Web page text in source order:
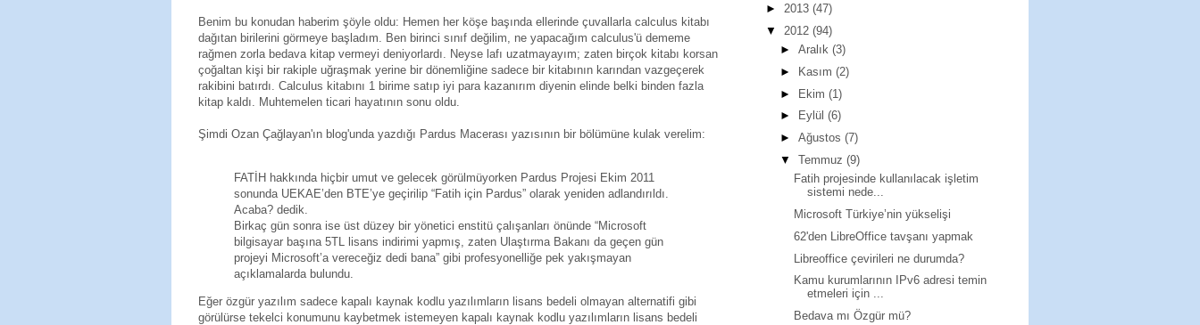
Benim bu konudan haberim şöyle oldu: Hemen her köşe başında ellerinde çuvallarla calculus kitabı
dağıtan birilerini görmeye başladım. Ben birinci sınıf değilim, ne yapacağım calculus'ü dememe
rağmen zorla bedava kitap vermeyi deniyorlardı. Neyse lafı uzatmayayım; zaten birçok kitabı korsan
çoğaltan kişi bir rakiple uğraşmak yerine bir dönemliğine sadece bir kitabının karından vazgeçerek
rakibini batırdı. Calculus kitabını 1 birime satıp iyi para kazanırım diyenin elinde belki binden fazla
kitap kaldı. Muhtemelen ticari hayatının sonu oldu.
Şimdi Ozan Çağlayan'ın blog'unda yazdığı Pardus Macerası yazısının bir bölümüne kulak verelim:
FATİH hakkında hiçbir umut ve gelecek görülmüyorken Pardus Projesi Ekim 2011
sonunda UEKAE’den BTE’ye geçirilip “Fatih için Pardus” olarak yeniden adlandırıldı.
Acaba? dedik.
Birkaç gün sonra ise üst düzey bir yönetici enstitü çalışanları önünde “Microsoft
bilgisayar başına 5TL lisans indirimi yapmış, zaten Ulaştırma Bakanı da geçen gün
projeyi Microsoft’a vereceğiz dedi bana” gibi profesyonelliğe pek yakışmayan
açıklamalarda bulundu.
Eğer özgür yazılım sadece kapalı kaynak kodlu yazılımların lisans bedeli olmayan alternatifi gibi
görülürse tekelci konumunu kaybetmek istemeyen kapalı kaynak kodlu yazılımların lisans bedeli
► 2013 (47)
▼ 2012 (94)
► Aralık (3)
►
Kasım (2)
► Ekim (1)
►
Eylül (6)
► Ağustos (7)
▼ Temmuz (9)
Fatih projesinde kullanılacak işletim
sistemi nede...
Microsoft Türkiye’nin yükselişi
62'den LibreOffice tavşanı yapmak
Libreoffice çevirileri ne durumda?
Kamu kurumlarının IPv6 adresi temin
etmeleri için ...
Bedava mı Özgür mü?